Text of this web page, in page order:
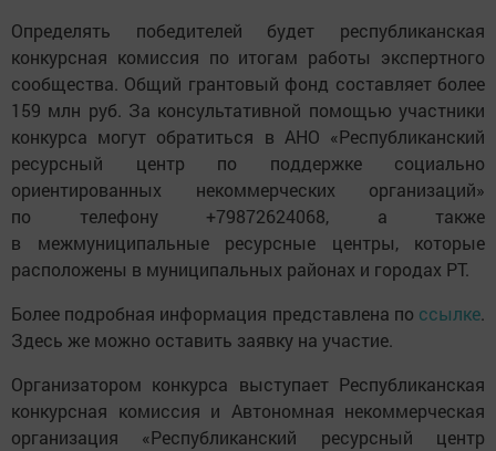
Определять победителей будет республиканская
конкурсная комиссия по итогам работы экспертного
сообщества. Общий грантовый фонд составляет более
159 млн руб. За консультативной помощью участники
конкурса могут обратиться в АНО «Республиканский
ресурсный центр по поддержке социально
ориентированных некоммерческих организаций»
по телефону +79872624068, а также
в межмуниципальные ресурсные центры, которые
расположены в муниципальных районах и городах РТ.
Более подробная информация представлена по ссылке.
Здесь же можно оставить заявку на участие.
Организатором конкурса выступает Республиканская
конкурсная комиссия и Автономная некоммерческая
организация «Республиканский ресурсный центр